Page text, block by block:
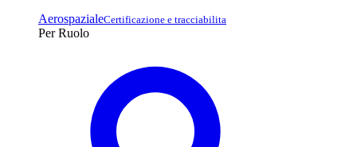
AerospazialeCertificazione e tracciabilita
Per Ruolo